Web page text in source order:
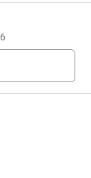
cet hôtel